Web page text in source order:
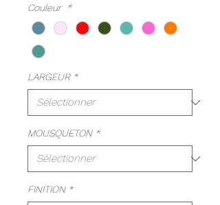
Couleur *
LARGEUR *
MOUSQUETON *
FINITION *